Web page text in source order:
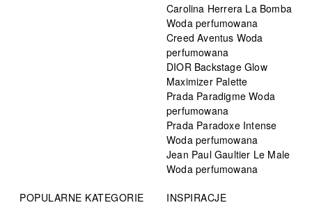
Carolina Herrera La Bomba
Woda perfumowana
Creed Aventus Woda
perfumowana
DIOR Backstage Glow
Maximizer Palette
Prada Paradigme Woda
perfumowana
Prada Paradoxe Intense
Woda perfumowana
Jean Paul Gaultier Le Male
Woda perfumowana
POPULARNE KATEGORIE
INSPIRACJE